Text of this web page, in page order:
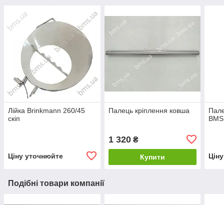
Лійка Brinkmann 260/45
скіп
Ціну уточнюйте
Палець кріплення ковша
1 320₴
Купити
Подібні товари компанії